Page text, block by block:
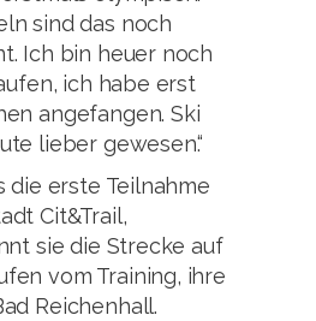
sind das noch
Ich bin heuer noch
ich habe erst
angefangen. Ski
lieber gewesen.“
die erste Teilnahme
Cit&Trail,
sie die Strecke auf
vom Training, ihre
Reichenhall.